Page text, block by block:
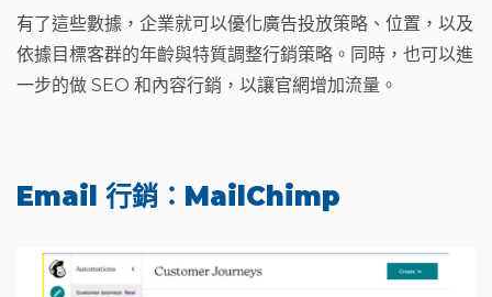
有了這些數據，企業就可以優化廣告投放策略、位置，以及
依據目標客群的年齡與特質調整行銷策略。同時，也可以進
一步的做 SEO 和內容行銷，以讓官網增加流量。
Email 行銷：MailChimp